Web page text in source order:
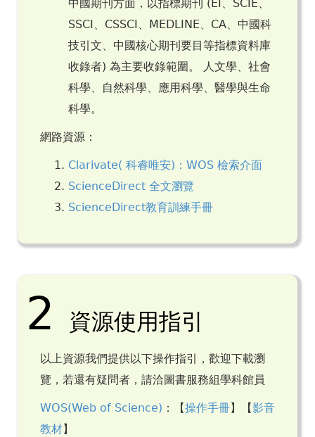
中國期刊方面，以指標期刊 (EI、SCIE、
SSCI、CSSCI、MEDLINE、CA、中國科
技引文、中國核心期刊要目等指標資料庫
收錄者) 為主要收錄範圍。 人文學、社會
科學、自然科學、應用科學、醫學與生命
科學。
網路資源：
Clarivate( 科睿唯安)：WOS 檢索介面
ScienceDirect 全文瀏覽
ScienceDirect教育訓練手冊
2 資源使用指引
以上資源我們提供以下操作指引，歡迎下載瀏
覽，若還有疑問者，請洽圖書服務組學科館員
WOS(Web of Science) ：【操作手冊】【影音
教材】